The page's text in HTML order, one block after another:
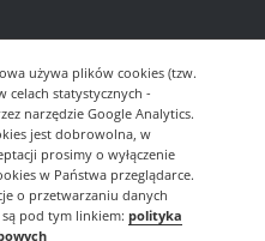
używa plików cookies (tzw.
celach statystycznych -
narzędzie Google Analytics.
jest dobrowolna, w
prosimy o wyłączenie
w Państwa przeglądarce.
o przetwarzaniu danych
pod tym linkiem: polityka